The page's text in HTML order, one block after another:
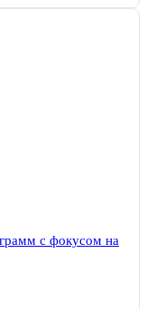
с фокусом на